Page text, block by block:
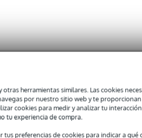
herramientas similares. Las cookies
por nuestro sitio web y te
cookies para medir y analizar tu
tu experiencia de compra.
tus preferencias de cookies para indicar a